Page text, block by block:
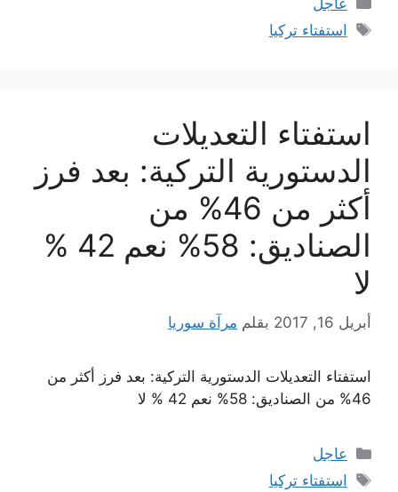
عاجل
الوسوم
استفتاء تركيا
استفتاء التعديلات
الدستورية التركية: بعد فرز
أكثر من 46% من
الصناديق: 58% نعم 42 %
لا
أبريل 16, 2017 بقلم مرآة سوريا
استفتاء التعديلات الدستورية التركية: بعد فرز أكثر من
46% من الصناديق: 58% نعم 42 % لا
التصنيفات
عاجل
الوسوم
استفتاء تركيا